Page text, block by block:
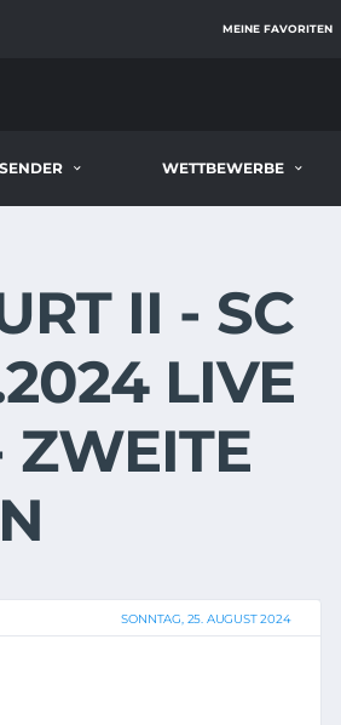
MEINE FAVORITEN
SENDER WETTBEWERBE
II - SC
LIVE
ZWEITE
SONNTAG, 25. AUGUST 2024